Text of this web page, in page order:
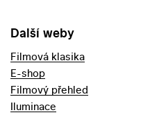
Další weby
Filmová klasika
E-shop
Filmový přehled
Iluminace